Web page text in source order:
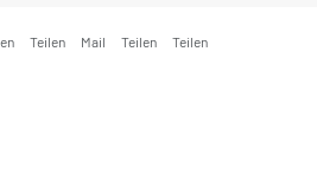
Teilen Mail Teilen Teilen